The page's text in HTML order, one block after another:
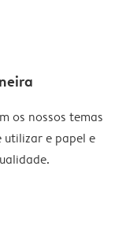
os nossos temas
e papel e